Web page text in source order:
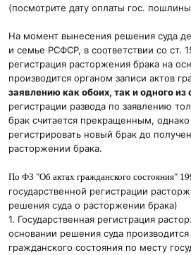
(посмотрите дату оплаты гос.
На момент вынесения решения суда
и семье РСФСР, в соответствии со ст.
регистрация расторжения брака на
производится органом записи актов
заявлению как обоих, так и одного из
регистрации развода по заявлению
брак считается прекращенным,
регистрировать новый брак до
расторжении брака.
По ФЗ "Об актах гражданского состояния"
государственной регистрации
решения суда о расторжении брака)
1. Государственная регистрация
основании решения суда производится
гражданского состояния по месту